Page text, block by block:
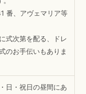
番、アヴェマリア等
式次第を配る、ドレ
のお手伝いもありま
日・祝日の昼間にあ